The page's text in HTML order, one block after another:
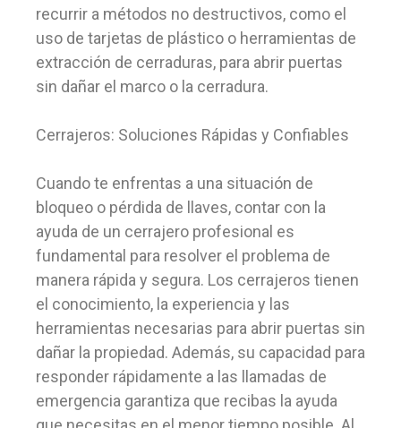
recurrir a métodos no destructivos, como el
uso de tarjetas de plástico o herramientas de
extracción de cerraduras, para abrir puertas
sin dañar el marco o la cerradura.
Cerrajeros: Soluciones Rápidas y Confiables
Cuando te enfrentas a una situación de
bloqueo o pérdida de llaves, contar con la
ayuda de un cerrajero profesional es
fundamental para resolver el problema de
manera rápida y segura. Los cerrajeros tienen
el conocimiento, la experiencia y las
herramientas necesarias para abrir puertas sin
dañar la propiedad. Además, su capacidad para
responder rápidamente a las llamadas de
emergencia garantiza que recibas la ayuda